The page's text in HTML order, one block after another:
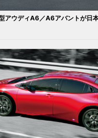
アウディA6／A6アバントが日